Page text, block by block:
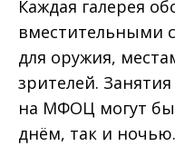
Каждая галерея
вместительными
для оружия,
зрителей.
на МФОЦ могут
днём, так и